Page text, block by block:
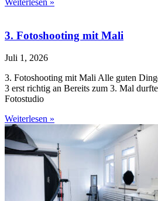
Weiterlesen »
3. Fotoshooting mit Mali
Juli 1, 2026
3. Fotoshooting mit Mali Alle guten
3 erst richtig an Bereits zum 3. Mal
Fotostudio
Weiterlesen »